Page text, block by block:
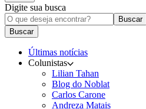
Digite sua busca
Buscar
Buscar
Últimas notícias
Colunistas
Lilian Tahan
Blog do Noblat
Carlos Carone
Andreza Matais